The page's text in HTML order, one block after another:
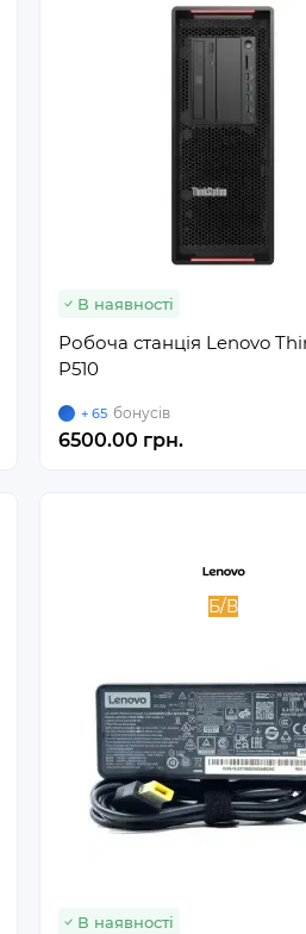
В наявності
Робоча станція Lenovo
P510
+ 65 бонусів
6500.00 грн.
Б/В
В наявності